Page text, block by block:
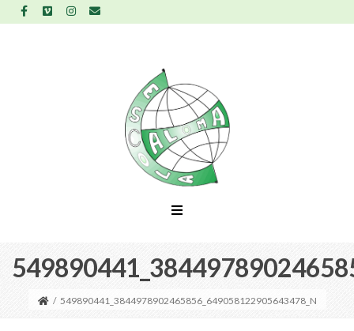
/ 549890441_3844978902465856_649058122905643478_N